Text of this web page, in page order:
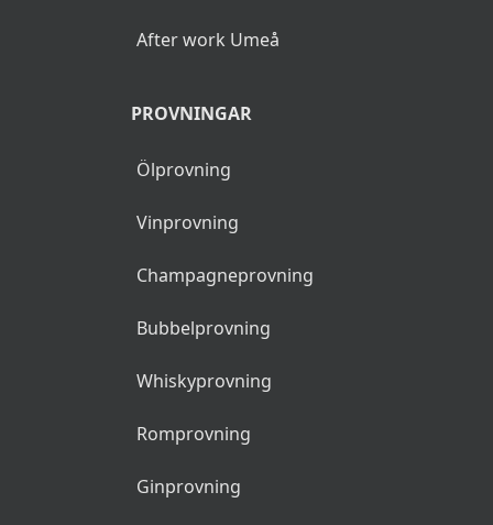
After work Umeå
PROVNINGAR
Ölprovning
Vinprovning
Champagneprovning
Bubbelprovning
Whiskyprovning
Romprovning
Ginprovning